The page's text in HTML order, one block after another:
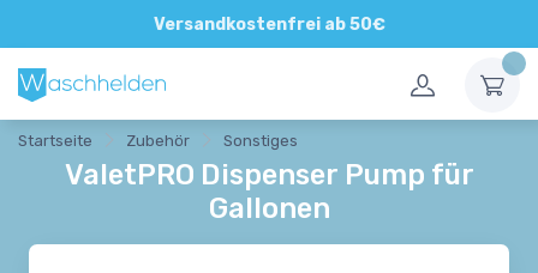
Versandkostenfrei ab 50€
Direkte und persönliche Beratung
Startseite Zubehör Sonstiges
ValetPRO Dispenser Pump für
Gallonen